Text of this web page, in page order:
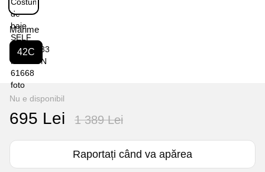
Mărime
42C
Nu e disponibil
695 Lei 1 389 Lei
Raportați când va apărea